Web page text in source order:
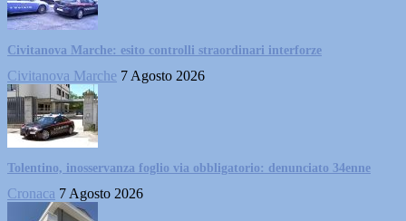
Civitanova Marche: esito controlli straordinari interforze
Civitanova Marche 7 Agosto 2026
Tolentino, inosservanza foglio via obbligatorio: denunciato 34enne
Cronaca 7 Agosto 2026